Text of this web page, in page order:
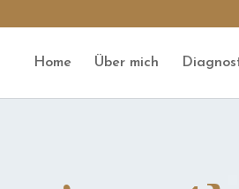
Home Über mich